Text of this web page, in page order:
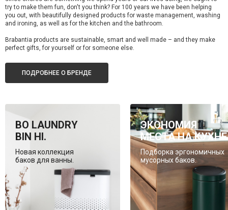
try to make them fun, don't you think? For 100 years we have been helping
you out, with beautifully designed products for waste management, washing
and ironing, as well as for the kitchen and the bathroom.
Brabantia products are sustainable, smart and well made – and they make
perfect gifts, for yourself or for someone else.
ПОДРОБНЕЕ О БРЕНДЕ
BO LAUNDRY
BIN HI.
Новая коллекция
баков для ванны.
ЭКОНОМИЯ
МЕСТА НА
Подборка эргономичных
мусорных баков.